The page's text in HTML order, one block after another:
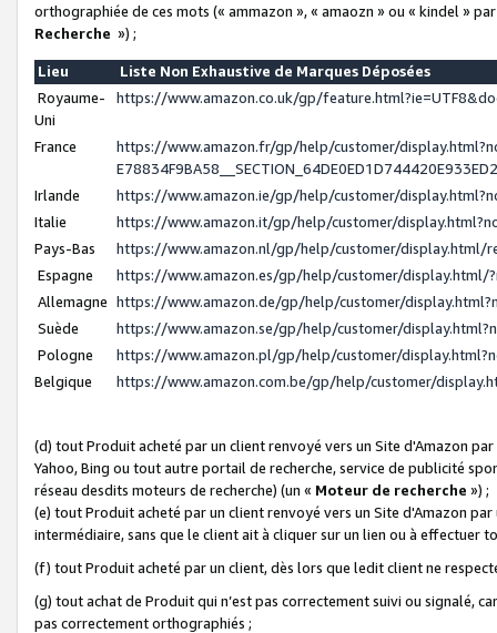
orthographiée de ces mots (« ammazon », « amaozn » ou « kindel »
Recherche ») ;
Lieu
Liste Non Exhaustive de Marques Déposées
Royaume-
Uni
https://www.amazon.co.uk/gp/
France
https://www.amazon.fr/gp/help/customer/
Irlande
https://www.amazon.ie/gp/help/customer/
Italie
https://www.amazon.it/gp/help/customer/
Pays-Bas
https://www.amazon.nl/gp/help/customer/display.html/
Espagne
https://www.amazon.es/gp/help/customer/display.html/
Allemagne https://www.amazon.de/gp/help/customer/
Suède
https://www.amazon.se/gp/help/customer/
Pologne
https://www.amazon.pl/gp/help/customer/
Belgique
https://www.amazon.com.be/gp/help/customer/
(d) tout Produit acheté par un client renvoyé vers un Site d'Amazon
Yahoo, Bing ou tout autre portail de recherche, service de publicité
réseau desdits moteurs de recherche) (un « Moteur de recherche ») ;
(e) tout Produit acheté par un client renvoyé vers un Site d'Amazon
intermédiaire, sans que le client ait à cliquer sur un lien ou à
(f) tout Produit acheté par un client, dès lors que ledit client ne
(g) tout achat de Produit qui n’est pas correctement suivi ou signalé,
pas correctement orthographiés ;